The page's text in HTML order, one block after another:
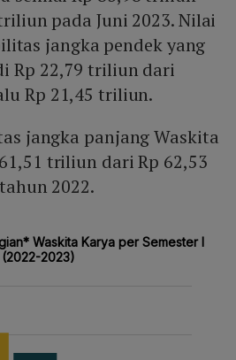
pada Juni 2023. Nilai
jangka pendek yang
Rp 22,79 triliun dari
Rp 21,45 triliun.
jangka panjang Waskita
triliun dari Rp 62,53
2022.